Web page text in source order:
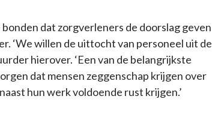
dat zorgverleners de doorslag geven
‘We willen de uittocht van personeel uit de
hierover. ‘Een van de belangrijkste
dat mensen zeggenschap krijgen over
hun werk voldoende rust krijgen.’